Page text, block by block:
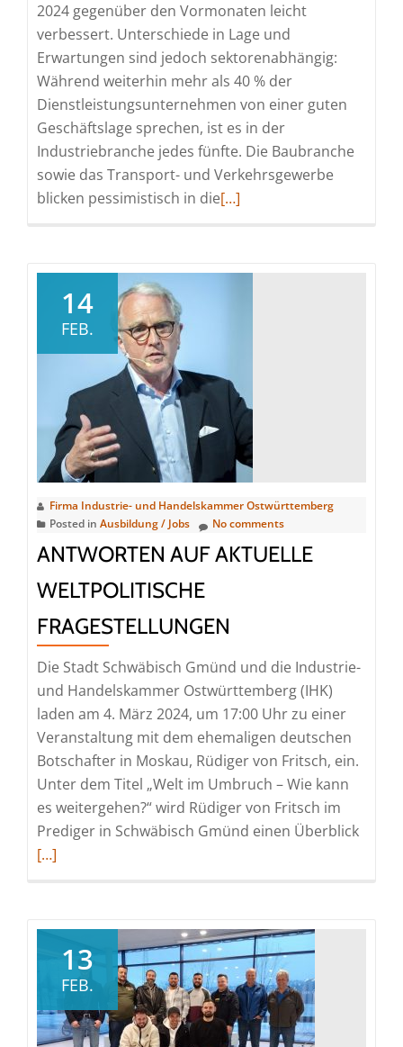
2024 gegenüber den Vormonaten leicht
verbessert. Unterschiede in Lage und
Erwartungen sind jedoch sektorenabhängig:
Während weiterhin mehr als 40 % der
Dienstleistungsunternehmen von einer guten
Geschäftslage sprechen, ist es in der
Industriebranche jedes fünfte. Die Baubranche
sowie das Transport- und Verkehrsgewerbe
blicken pessimistisch in dieRead
Hoffnung
[…]
14
FEB.
Firma Industrie- und Handelskammer Ostwürttemberg
Posted in Ausbildung / Jobs No comments
ANTWORTEN AUF AKTUELLE
WELTPOLITISCHE
FRAGESTELLUNGEN
Die Stadt Schwäbisch Gmünd und die Industrie-
und Handelskammer Ostwürttemberg (IHK)
laden am 4. März 2024, um 17:00 Uhr zu einer
Veranstaltung mit dem ehemaligen deutschen
Botschafter in Moskau, Rüdiger von Fritsch, ein.
Unter dem Titel „Welt im Umbruch – Wie kann
es weitergehen?“ wird Rüdiger von Fritsch im
Prediger in Schwäbisch Gmünd einen ÜberblickRead
[…]
13
FEB.